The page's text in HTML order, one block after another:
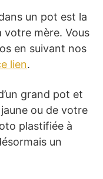
un pot est la
votre mère. Vous
en suivant nos
lien.
grand pot et
ou de votre
plastifiée à
un